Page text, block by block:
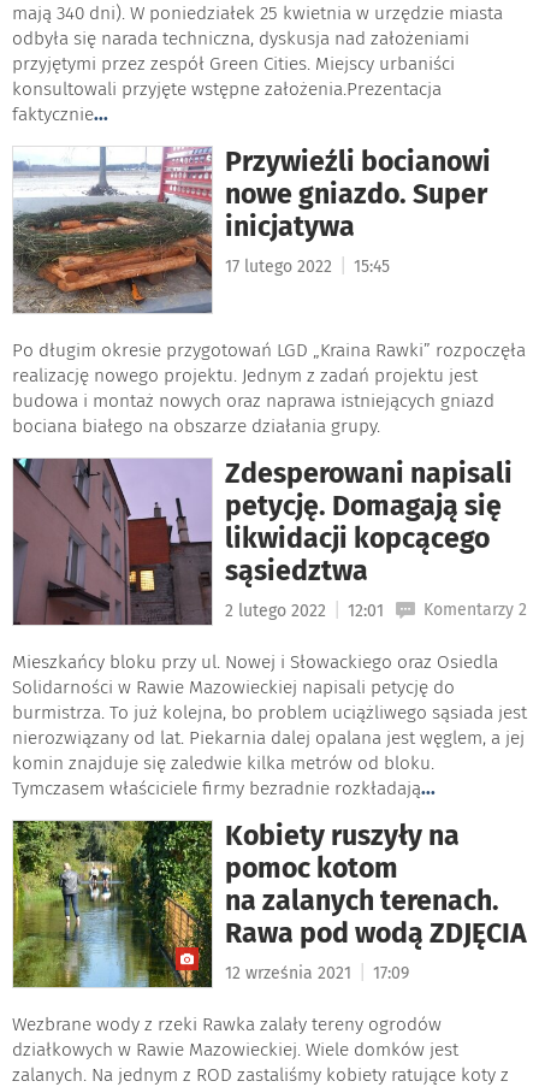
mają 340 dni). W poniedziałek 25 kwietnia w urzędzie miasta
odbyła się narada techniczna, dyskusja nad założeniami
przyjętymi przez zespół Green Cities. Miejscy urbaniści
konsultowali przyjęte wstępne założenia.Prezentacja
faktycznie...
Przywieźli bocianowi
nowe gniazdo. Super
inicjatywa
17 lutego 2022 15:45
Po długim okresie przygotowań LGD „Kraina Rawki” rozpoczęła
realizację nowego projektu. Jednym z zadań projektu jest
budowa i montaż nowych oraz naprawa istniejących gniazd
bociana białego na obszarze działania grupy.
Zdesperowani napisali
petycję. Domagają się
likwidacji kopcącego
sąsiedztwa
2 lutego 2022 12:01 Komentarzy 2
Mieszkańcy bloku przy ul. Nowej i Słowackiego oraz Osiedla
Solidarności w Rawie Mazowieckiej napisali petycję do
burmistrza. To już kolejna, bo problem uciążliwego sąsiada jest
nierozwiązany od lat. Piekarnia dalej opalana jest węglem, a jej
komin znajduje się zaledwie kilka metrów od bloku.
Tymczasem właściciele firmy bezradnie rozkładają...
Kobiety ruszyły na
pomoc kotom
na zalanych terenach.
Rawa pod wodą ZDJĘCIA
12 września 2021 17:09
Wezbrane wody z rzeki Rawka zalały tereny ogrodów
działkowych w Rawie Mazowieckiej. Wiele domków jest
zalanych. Na jednym z ROD zastaliśmy kobiety ratujące koty z